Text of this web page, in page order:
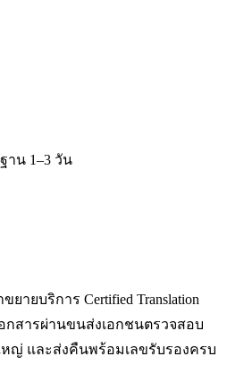
าน 1–3 วัน
ายบริการ Certified Translation
อกสารผ่านขนส่งเอกชนตรวจสอบ
ญ่ และส่งคืนพร้อมเลขรับรองครบ